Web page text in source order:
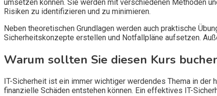
umsetzen können. Sie werden mit verschiedenen Methoden
Risiken zu identifizieren und zu minimieren.
Neben theoretischen Grundlagen werden auch praktische
Sicherheitskonzepte erstellen und Notfallpläne aufsetzen.
Warum sollten Sie diesen Kurs
IT-Sicherheit ist ein immer wichtiger werdendes Thema in
finanzielle Schäden entstehen können. Ein effektives IT-